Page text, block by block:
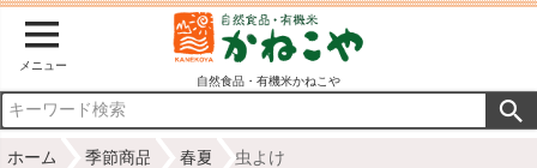
メニュー
自然食品・有機米かねこや
ホーム 季節商品 春夏 虫よけ